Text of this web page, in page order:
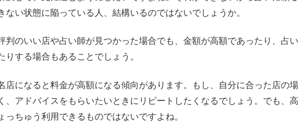
ない状態に陥っている人、結構いるのではないでしょうか。
判のいい店や占い師が見つかった場合でも、金額が高額であったり、占い
りする場合もあることでしょう。
店になると料金が高額になる傾向があります。もし、自分に合った店の場
、アドバイスをもらいたいときにリピートしたくなるでしょう。でも、高
っちゅう利用できるものではないですよね。